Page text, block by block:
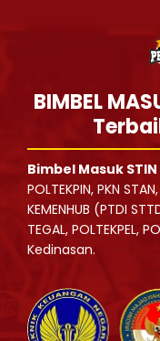
BIMBEL
Bimbel Masuk
POLTEKPIN, PKN
KEMENHUB (PTDI
TEGAL, POLTEKPEL,
Kedinasan.